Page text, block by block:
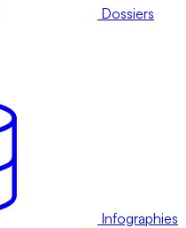
Dossiers
Infographies